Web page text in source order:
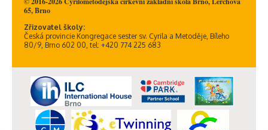
65, Brno
Zřizovatel školy:
Česká provincie Kongregace sester sv. Cyrila a Metoděje, Bíleho
80/9, Brno 602 00, tel: +420 774 225 683